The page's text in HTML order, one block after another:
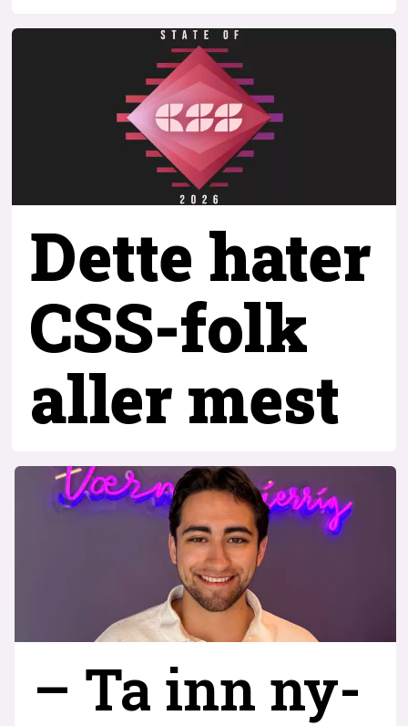
Dette hater
CSS-folk
aller mest
– Ta inn ny­